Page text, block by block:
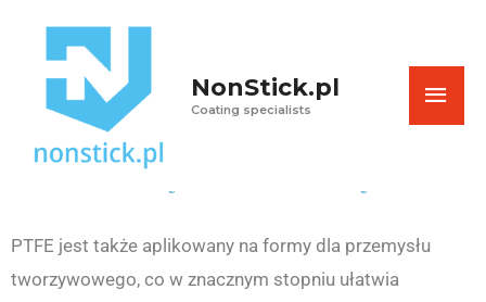
content
NonStick.pl
Coating specialists
Powlekanie form do
tworzyw sztucznych
PTFE jest także aplikowany na formy dla przemysłu
tworzywowego, co w znacznym stopniu ułatwia